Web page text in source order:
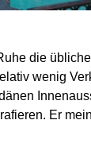
die
wenig
Er